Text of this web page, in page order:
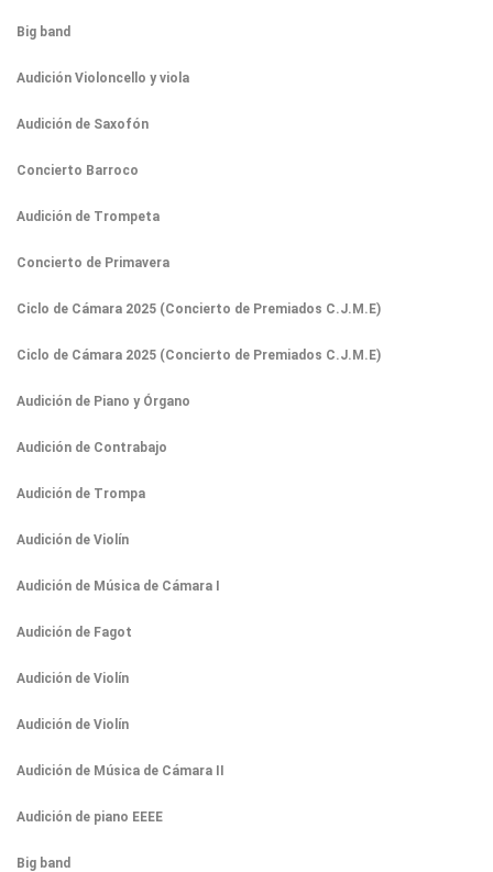
Big band
Audición Violoncello y viola
Audición de Saxofón
Concierto Barroco
Audición de Trompeta
Concierto de Primavera
Ciclo de Cámara 2025 (Concierto de Premiados C.J.M.E)
Ciclo de Cámara 2025 (Concierto de Premiados C.J.M.E)
Audición de Piano y Órgano
Audición de Contrabajo
Audición de Trompa
Audición de Violín
Audición de Música de Cámara I
Audición de Fagot
Audición de Violín
Audición de Violín
Audición de Música de Cámara II
Audición de piano EEEE
Big band